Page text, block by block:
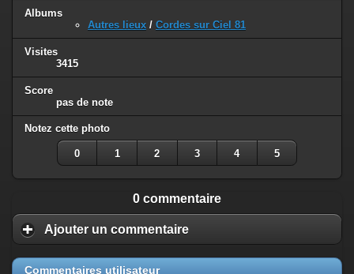
Albums
Autres lieux / Cordes sur Ciel 81
Visites
3415
Score
pas de note
Notez cette photo
0 1 2 3 4 5
0 commentaire
Ajouter un commentaire
Commentaires utilisateur